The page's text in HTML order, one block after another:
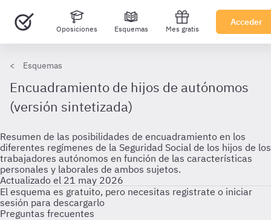
Oposiciones Esquemas Mes gratis
Acceder
Esquemas
Encuadramiento de hijos de autónomos
(versión sintetizada)
Resumen de las posibilidades de encuadramiento en los
diferentes regímenes de la Seguridad Social de los hijos de los
trabajadores autónomos en función de las características
personales y laborales de ambos sujetos.
Actualizado el 21 may 2026
El esquema es gratuito, pero necesitas registrate o iniciar
sesión para descargarlo
Preguntas frecuentes